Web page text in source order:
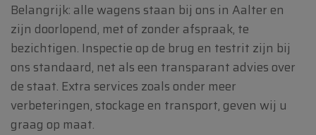
Belangrijk: alle wagens staan bij ons in Aalter en
zijn doorlopend, met of zonder afspraak, te
bezichtigen. Inspectie op de brug en testrit zijn bij
ons standaard, net als een transparant advies over
de staat. Extra services zoals onder meer
verbeteringen, stockage en transport, geven wij u
graag op maat.